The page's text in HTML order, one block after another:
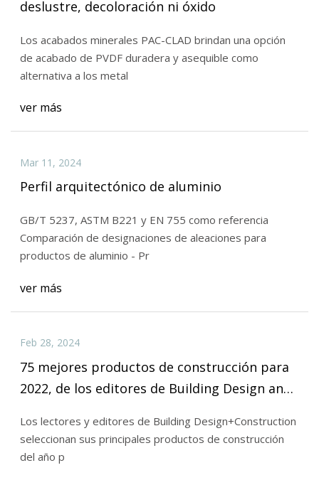
deslustre, decoloración ni óxido
Los acabados minerales PAC-CLAD brindan una opción
de acabado de PVDF duradera y asequible como
alternativa a los metal
ver más
Mar 11, 2024
Perfil arquitectónico de aluminio
GB/T 5237, ASTM B221 y EN 755 como referencia
Comparación de designaciones de aleaciones para
productos de aluminio - Pr
ver más
Feb 28, 2024
75 mejores productos de construcción para
2022, de los editores de Building Design and
Los lectores y editores de Building Design+Construction
seleccionan sus principales productos de construcción
del año p